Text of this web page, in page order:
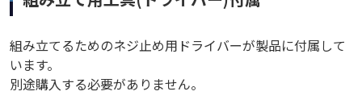
組み立てるためのネジ止め用ドライバーが製品に付属して
います。
別途購入する必要がありません。